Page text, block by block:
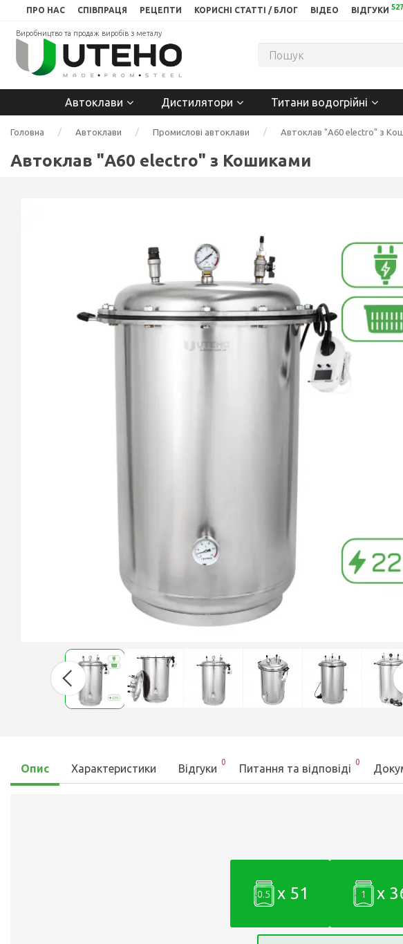
ПРО НАС СПІВПРАЦЯ РЕЦЕПТИ КОРИСНІ СТАТТІ / БЛОГ ВІДЕО ВІДГУКИ 527
Виробництво та продаж виробів з металу
Автоклави Дистилятори Титани водогрійні
Головна Автоклави Промислові автоклави Автоклав "А60 electro" з
Автоклав "А60 electro" з Кошиками
Опис Характеристики Відгуки
0
Питання та відповіді
0
0.5 x 51 1 x